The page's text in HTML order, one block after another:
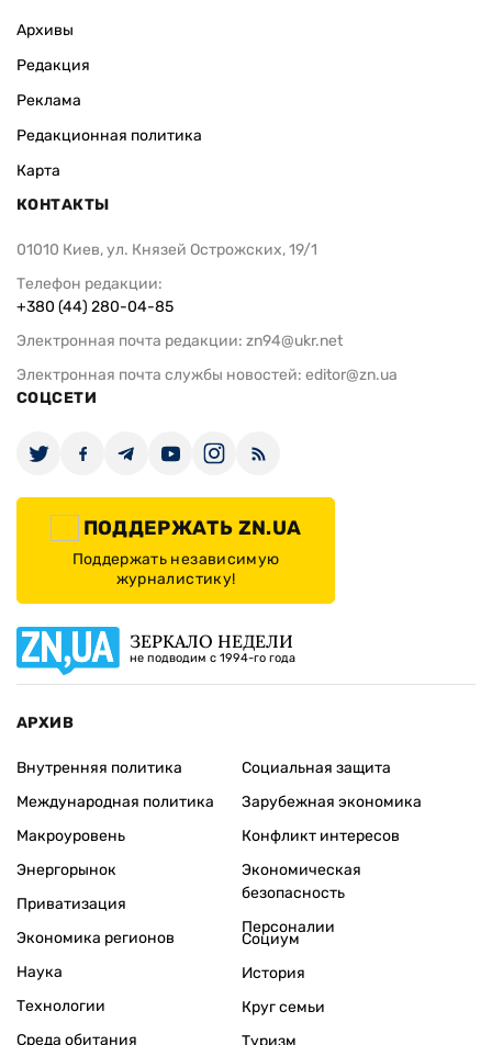
Архивы
Редакция
Реклама
Редакционная политика
Карта
КОНТАКТЫ
01010 Киев, ул. Князей Острожских, 19/1
Телефон редакции:
+380 (44) 280-04-85
Электронная почта редакции: zn94@ukr.net
Электронная почта службы новостей: editor@zn.ua
СОЦСЕТИ
ПОДДЕРЖАТЬ ZN.UA
Поддержать независимую
журналистику!
ЗЕРКАЛО НЕДЕЛИ
не подводим с 1994-го года
АРХИВ
Внутренняя политика
Международная политика
Макроуровень
Энергорынок
Приватизация
Экономика регионов
Социальная защита
Зарубежная экономика
Конфликт интересов
Экономическая
безопасность
Персоналии
Наука
Технологии
Среда обитания
Социум
История
Круг семьи